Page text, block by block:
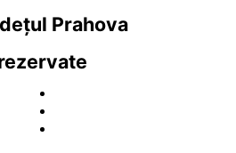
Prahova